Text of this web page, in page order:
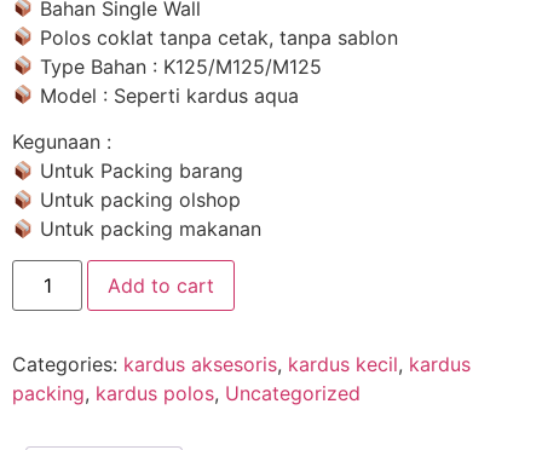
Bahan Single Wall
Polos coklat tanpa cetak, tanpa sablon
Type Bahan : K125/M125/M125
Model : Seperti kardus aqua
Kegunaan :
Untuk Packing barang
Untuk packing olshop
Untuk packing makanan
Add to cart
Categories: kardus aksesoris, kardus kecil, kardus
packing, kardus polos, Uncategorized